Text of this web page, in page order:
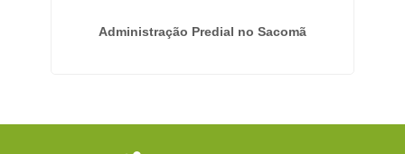
Administração Predial no Sacomã